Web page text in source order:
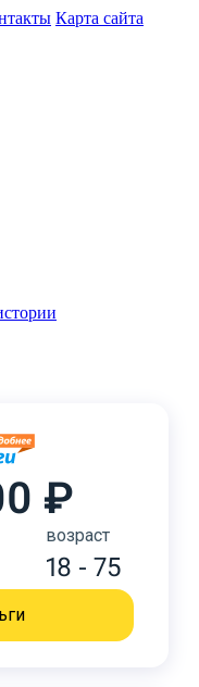
Карта сайта
₽
возраст
18 - 75